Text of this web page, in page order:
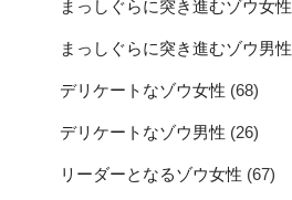
まっしぐらに突き進むゾウ女性
まっしぐらに突き進むゾウ男性
デリケートなゾウ女性 (68)
デリケートなゾウ男性 (26)
リーダーとなるゾウ女性 (67)